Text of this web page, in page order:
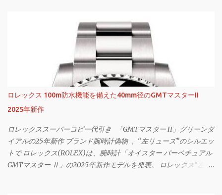
ョン」は、ストップウォッチの機能を有するクロノグラフを搭載
した腕時計。今回の新作は、スモーキーなグラデーションダイヤ
ルが特徴だ。 「タグホイヤー カレラ トゥールビヨン クロノグラ
フ」4,812,500円 ※予価 ダイヤルの立体感は、外周のブラックから
中央のパープルに向けて滑らかに変化するグラデーションによっ
て生み出される視覚効果によるものだ。3時、9時位置のクロノグ
ラフカウンターは、ブラックとシルバーで視認性を高めている。
サファイアクリスタルガラスのドーム型風防 「タグホイヤー カレ
ラ トゥールビヨン クロノグラフ」4,812,500円 ※予価 また、風防に
は、“グラスボックス”デザインと呼ばれるサファイアクリスタル
ガラスのドーム型風防を採用。ダイヤルの存在感を際立たせた。
「タグホイヤー カレラ クロノグラフ」995,500円 ※予価 ストラッ
ロレックス 100m防水機能を備えた40mm径のGMTマスターII
2025年新作
ロレックススーパーコピー代引き 「GMTマスター II」グリーンダ
イアルの25年新作 ブランド腕時計偽物 、“左リューズ”のシルエッ
トで ロレックス(ROLEX)は、腕時計「オイスター パーペチュアル
GMTマスター Ⅱ」の2025年新作モデルを発表。 ロレックス“左リ